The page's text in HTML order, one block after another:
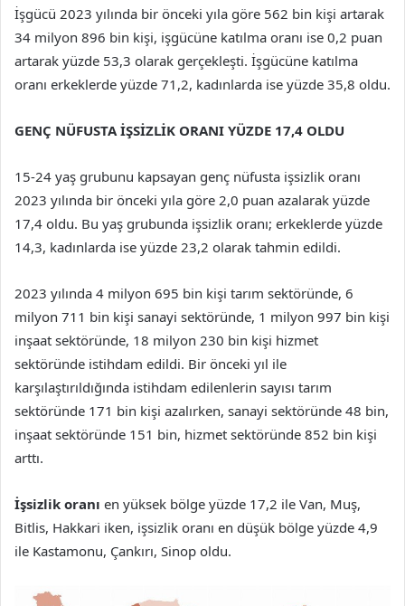
İşgücü 2023 yılında bir önceki yıla göre 562 bin kişi artarak
34 milyon 896 bin kişi, işgücüne katılma oranı ise 0,2 puan
artarak yüzde 53,3 olarak gerçekleşti. İşgücüne katılma
oranı erkeklerde yüzde 71,2, kadınlarda ise yüzde 35,8 oldu.
GENÇ NÜFUSTA İŞSİZLİK ORANI YÜZDE 17,4 OLDU
15-24 yaş grubunu kapsayan genç nüfusta işsizlik oranı
2023 yılında bir önceki yıla göre 2,0 puan azalarak yüzde
17,4 oldu. Bu yaş grubunda işsizlik oranı; erkeklerde yüzde
14,3, kadınlarda ise yüzde 23,2 olarak tahmin edildi.
2023 yılında 4 milyon 695 bin kişi tarım sektöründe, 6
milyon 711 bin kişi sanayi sektöründe, 1 milyon 997 bin kişi
inşaat sektöründe, 18 milyon 230 bin kişi hizmet
sektöründe istihdam edildi. Bir önceki yıl ile
karşılaştırıldığında istihdam edilenlerin sayısı tarım
sektöründe 171 bin kişi azalırken, sanayi sektöründe 48 bin,
inşaat sektöründe 151 bin, hizmet sektöründe 852 bin kişi
arttı.
İşsizlik oranı en yüksek bölge yüzde 17,2 ile Van, Muş,
Bitlis, Hakkari iken, işsizlik oranı en düşük bölge yüzde 4,9
ile Kastamonu, Çankırı, Sinop oldu.